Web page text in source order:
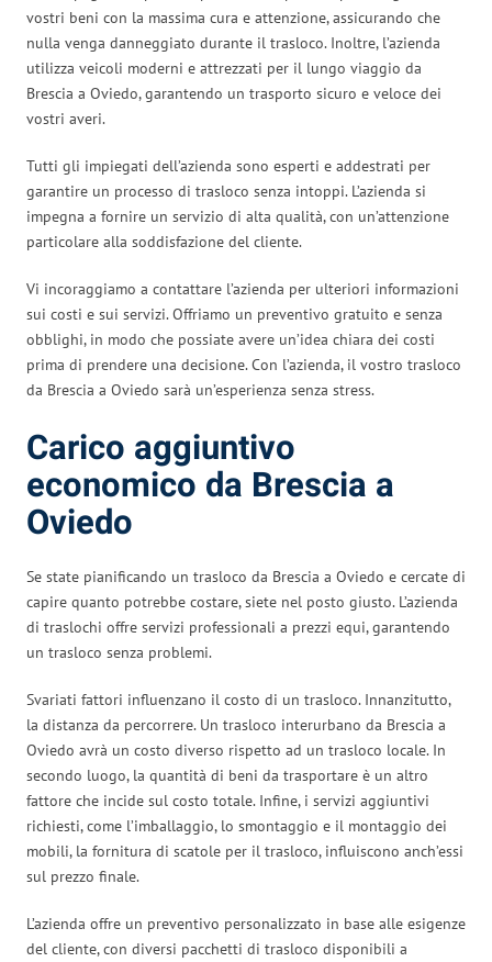
vostri beni con la massima cura e attenzione, assicurando che
nulla venga danneggiato durante il trasloco. Inoltre, l’azienda
utilizza veicoli moderni e attrezzati per il lungo viaggio da
Brescia a Oviedo, garantendo un trasporto sicuro e veloce dei
vostri averi.
Tutti gli impiegati dell’azienda sono esperti e addestrati per
garantire un processo di trasloco senza intoppi. L’azienda si
impegna a fornire un servizio di alta qualità, con un’attenzione
particolare alla soddisfazione del cliente.
Vi incoraggiamo a contattare l’azienda per ulteriori informazioni
sui costi e sui servizi. Offriamo un preventivo gratuito e senza
obblighi, in modo che possiate avere un’idea chiara dei costi
prima di prendere una decisione. Con l’azienda, il vostro trasloco
da Brescia a Oviedo sarà un’esperienza senza stress.
Carico aggiuntivo
economico da Brescia a
Oviedo
Se state pianificando un trasloco da Brescia a Oviedo e cercate di
capire quanto potrebbe costare, siete nel posto giusto. L’azienda
di traslochi offre servizi professionali a prezzi equi, garantendo
un trasloco senza problemi.
Svariati fattori influenzano il costo di un trasloco. Innanzitutto,
la distanza da percorrere. Un trasloco interurbano da Brescia a
Oviedo avrà un costo diverso rispetto ad un trasloco locale. In
secondo luogo, la quantità di beni da trasportare è un altro
fattore che incide sul costo totale. Infine, i servizi aggiuntivi
richiesti, come l’imballaggio, lo smontaggio e il montaggio dei
mobili, la fornitura di scatole per il trasloco, influiscono anch’essi
sul prezzo finale.
L’azienda offre un preventivo personalizzato in base alle esigenze
del cliente, con diversi pacchetti di trasloco disponibili a